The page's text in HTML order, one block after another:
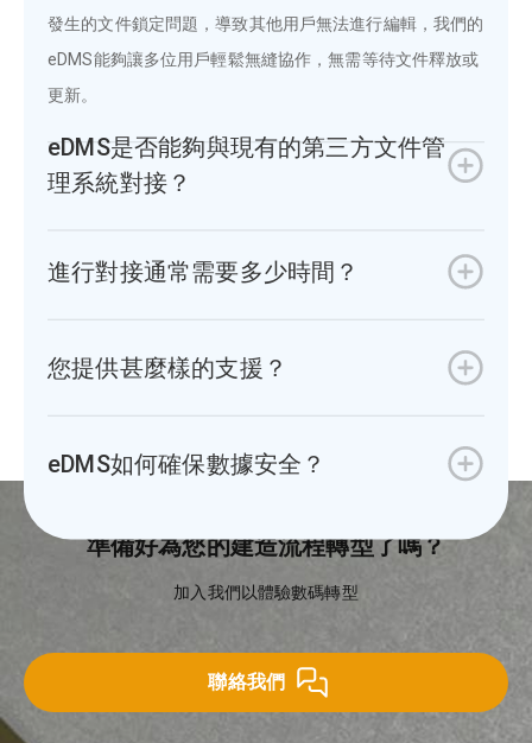
發生的文件鎖定問題，導致其他用戶無法進行編輯，我們的
eDMS能夠讓多位用戶輕鬆無縫協作，無需等待文件釋放或
更新。
eDMS是否能夠與現有的第三方文件管
理系統對接？
進行對接通常需要多少時間？
您提供甚麼樣的支援？
eDMS如何確保數據安全？
準備好為您的建造流程轉型了嗎？
加入我們以體驗數碼轉型
聯絡我們